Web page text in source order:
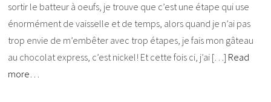
sortir le batteur à oeufs, je trouve que c’est une étape qui use
énormément de vaisselle et de temps, alors quand je n’ai pas
trop envie de m’embêter avec trop étapes, je fais mon gâteau
au chocolat express, c’est nickel! Et cette fois ci, j’ai […] Read
more…